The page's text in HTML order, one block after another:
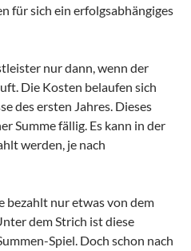
für sich ein erfolgsabhängiges
nur dann, wenn der
Die Kosten belaufen sich
des ersten Jahres. Dieses
Summe fällig. Es kann in der
werden, je nach
nur etwas von dem
dem Strich ist diese
Spiel. Doch schon nach